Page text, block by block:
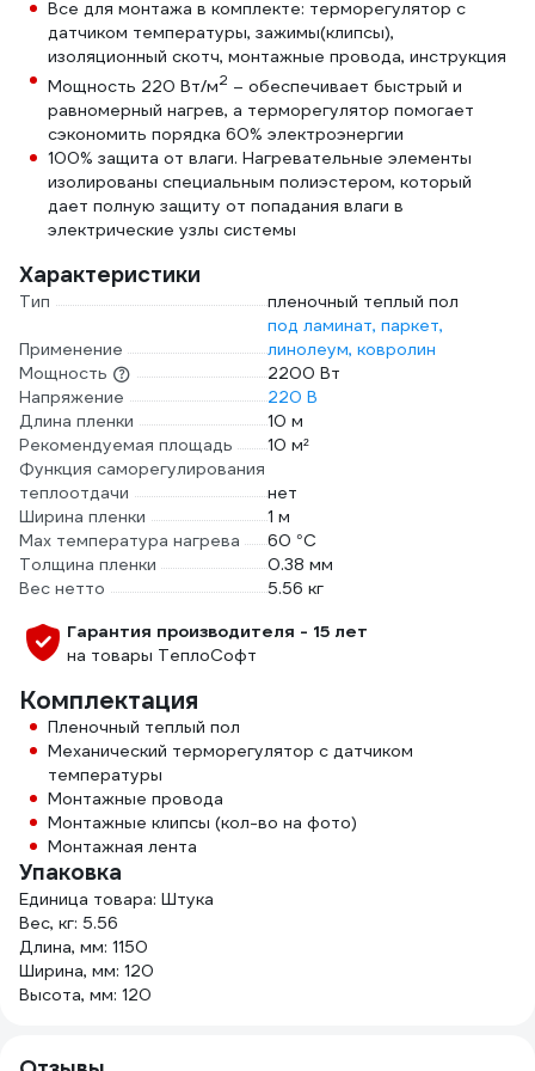
Все для монтажа в комплекте: терморегулятор с
датчиком температуры, зажимы(клипсы),
изоляционный скотч, монтажные провода, инструкция
Мощность 220 Вт/м2 – обеспечивает быстрый и
равномерный нагрев, а терморегулятор помогает
сэкономить порядка 60% электроэнергии
100% защита от влаги. Нагревательные элементы
изолированы специальным полиэстером, который
дает полную защиту от попадания влаги в
электрические узлы системы
Характеристики
Тип пленочный теплый пол
Применение
под ламинат, паркет,
линолеум, ковролин
Мощность
2200 Вт
Напряжение
220 В
Длина пленки
10 м
Рекомендуемая площадь
10 м²
Функция саморегулирования
теплоотдачи
нет
Ширина пленки
1 м
Max температура нагрева
60 °С
Толщина пленки
0.38 мм
Вес нетто
5.56 кг
Гарантия производителя - 15 лет
на товары ТеплоСофт
Комплектация
Пленочный теплый пол
Механический терморегулятор с датчиком
температуры
Монтажные провода
Монтажные клипсы (кол-во на фото)
Монтажная лента
Упаковка
Единица товара: Штука
Вес, кг: 5.56
Длина, мм: 1150
Ширина, мм: 120
Высота, мм: 120